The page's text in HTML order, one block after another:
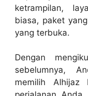
ketrampilan,
biasa, paket
yang terbuka.
Dengan
sebelumnya,
memilih Alhijaz